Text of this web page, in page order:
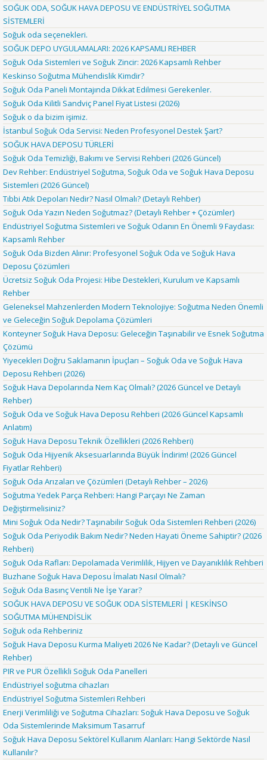
SOĞUK ODA, SOĞUK HAVA DEPOSU VE ENDÜSTRİYEL SOĞUTMA
SİSTEMLERİ
Soğuk oda seçenekleri.
SOĞUK DEPO UYGULAMALARI: 2026 KAPSAMLI REHBER
Soğuk Oda Sistemleri ve Soğuk Zincir: 2026 Kapsamlı Rehber
Keskinso Soğutma Mühendislik Kimdir?
Soğuk Oda Paneli Montajında Dikkat Edilmesi Gerekenler.
Soğuk Oda Kilitli Sandviç Panel Fiyat Listesi (2026)
Soğuk o da bizim işimiz.
İstanbul Soğuk Oda Servisi: Neden Profesyonel Destek Şart?
SOĞUK HAVA DEPOSU TÜRLERİ
Soğuk Oda Temizliği, Bakımı ve Servisi Rehberi (2026 Güncel)
Dev Rehber: Endüstriyel Soğutma, Soğuk Oda ve Soğuk Hava Deposu
Sistemleri (2026 Güncel)
Tıbbi Atık Depoları Nedir? Nasıl Olmalı? (Detaylı Rehber)
Soğuk Oda Yazın Neden Soğutmaz? (Detaylı Rehber + Çözümler)
Endüstriyel Soğutma Sistemleri ve Soğuk Odanın En Önemli 9 Faydası:
Kapsamlı Rehber
Soğuk Oda Bizden Alınır: Profesyonel Soğuk Oda ve Soğuk Hava
Deposu Çözümleri
Ücretsiz Soğuk Oda Projesi: Hibe Destekleri, Kurulum ve Kapsamlı
Rehber
Geleneksel Mahzenlerden Modern Teknolojiye: Soğutma Neden Önemli
ve Geleceğin Soğuk Depolama Çözümleri
Konteyner Soğuk Hava Deposu: Geleceğin Taşınabilir ve Esnek Soğutma
Çözümü
Yiyecekleri Doğru Saklamanın İpuçları – Soğuk Oda ve Soğuk Hava
Deposu Rehberi (2026)
Soğuk Hava Depolarında Nem Kaç Olmalı? (2026 Güncel ve Detaylı
Rehber)
Soğuk Oda ve Soğuk Hava Deposu Rehberi (2026 Güncel Kapsamlı
Anlatım)
Soğuk Hava Deposu Teknik Özellikleri (2026 Rehberi)
Soğuk Oda Hijyenik Aksesuarlarında Büyük İndirim! (2026 Güncel
Fiyatlar Rehberi)
Soğuk Oda Arızaları ve Çözümleri (Detaylı Rehber – 2026)
Soğutma Yedek Parça Rehberi: Hangi Parçayı Ne Zaman
Değiştirmelisiniz?
Mini Soğuk Oda Nedir? Taşınabilir Soğuk Oda Sistemleri Rehberi (2026)
Soğuk Oda Periyodik Bakım Nedir? Neden Hayati Öneme Sahiptir? (2026
Rehberi)
Soğuk Oda Rafları: Depolamada Verimlilik, Hijyen ve Dayanıklılık Rehberi
Buzhane Soğuk Hava Deposu İmalatı Nasıl Olmalı?
Soğuk Oda Basınç Ventili Ne İşe Yarar?
SOĞUK HAVA DEPOSU VE SOĞUK ODA SİSTEMLERİ | KESKİNSO
SOĞUTMA MÜHENDİSLİK
Soğuk oda Rehberiniz
Soğuk Hava Deposu Kurma Maliyeti 2026 Ne Kadar? (Detaylı ve Güncel
Rehber)
PIR ve PUR Özellikli Soğuk Oda Panelleri
Endüstriyel soğutma cihazları
Endüstriyel Soğutma Sistemleri Rehberi
Enerji Verimliliği ve Soğutma Cihazları: Soğuk Hava Deposu ve Soğuk
Oda Sistemlerinde Maksimum Tasarruf
Soğuk Hava Deposu Sektörel Kullanım Alanları: Hangi Sektörde Nasıl
Kullanılır?